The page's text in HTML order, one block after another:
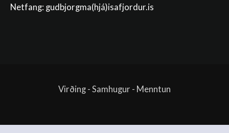
Netfang: gudbjorgma(hjá)isafjordur.is
Virðing - Samhugur - Menntun